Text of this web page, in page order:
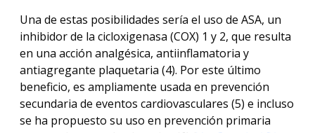
Una de estas posibilidades sería el uso de ASA, un
inhibidor de la cicloxigenasa (COX) 1 y 2, que resulta
en una acción analgésica, antiinflamatoria y
antiagregante plaquetaria (4). Por este último
beneficio, es ampliamente usada en prevención
secundaria de eventos cardiovasculares (5) e incluso
se ha propuesto su uso en prevención primaria